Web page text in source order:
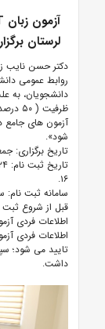
لرستان
دکتر حسن نایب
روابط عمومی
دانشجویان، به
ظرفیت ( ۵۰
آزمون های جامع
شود».
تاریخ برگزاری:
تاریخ ثبت نام:
۱۶.
سامانه ثبت نام:
قبل از شروع
اطلاعات فردی
اطلاعات فردی
تایید می شود؛
داشت.